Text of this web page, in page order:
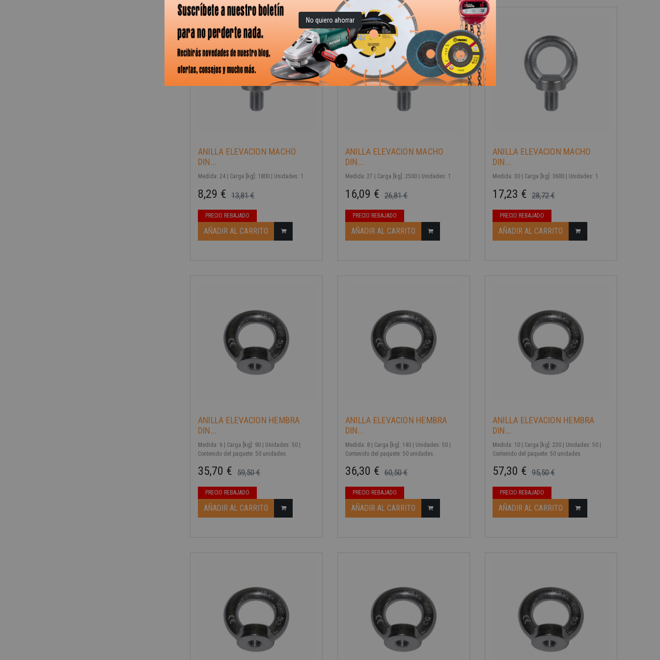
ANILLA ELEVACION MACHO
DIN...
Medida: 24 | Carga [kg]: 1800 | Unidades: 1
13,81 €
8,29 €
PRECIO REBAJADO
AÑADIR AL CARRITO
ANILLA ELEVACION MACHO
DIN...
Medida: 27 | Carga [kg]: 2500 | Unidades: 1
26,81 €
16,09 €
PRECIO REBAJADO
AÑADIR AL CARRITO
ANILLA ELEVACION MACHO
DIN...
Medida: 30 | Carga [kg]: 3600 | Unidades: 1
28,72 €
17,23 €
PRECIO REBAJADO
AÑADIR AL CARRITO
ANILLA ELEVACION HEMBRA
DIN...
Medida: 6 | Carga [kg]: 90 | Unidades: 50 |
Contenido del paquete: 50 unidades.
59,50 €
35,70 €
PRECIO REBAJADO
AÑADIR AL CARRITO
ANILLA ELEVACION HEMBRA
DIN...
Medida: 8 | Carga [kg]: 140 | Unidades: 50 |
Contenido del paquete: 50 unidades.
60,50 €
36,30 €
PRECIO REBAJADO
AÑADIR AL CARRITO
ANILLA ELEVACION HEMBRA
DIN...
Medida: 10 | Carga [kg]: 230 | Unidades: 50 |
Contenido del paquete: 50 unidades.
95,50 €
57,30 €
PRECIO REBAJADO
AÑADIR AL CARRITO
No quiero ahorrar